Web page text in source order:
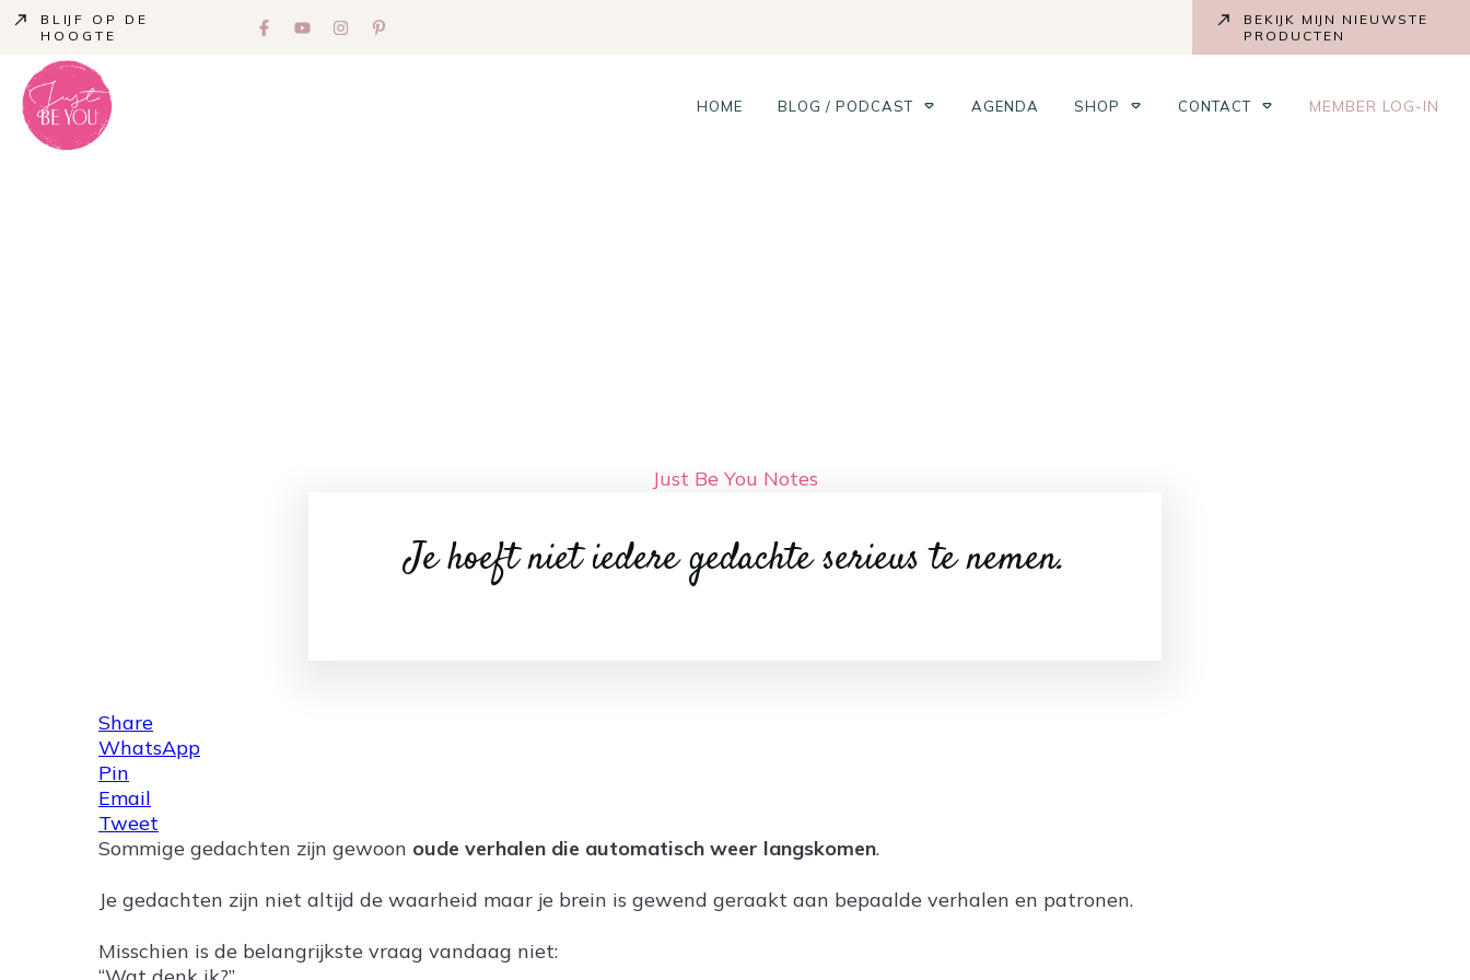
BLIJF OP DE
HOOGTE
BEKIJK MIJN NIEUWSTE
PRODUCTEN
HOME BLOG / PODCAST AGENDA SHOP CONTACT MEMBER LOG-IN
Just Be You Notes
Je hoeft niet iedere gedachte serieus te nemen.
Share
WhatsApp
Pin
Email
Tweet
Sommige gedachten zijn gewoon oude verhalen die automatisch weer langskomen.
Je gedachten zijn niet altijd de waarheid maar je brein is gewend geraakt aan bepaalde verhalen en patronen.
Misschien is de belangrijkste vraag vandaag niet: